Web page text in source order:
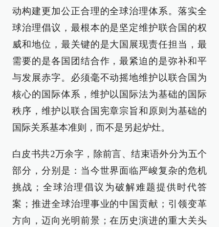
动构建更加公正合理的全球治理体系。落实全
球治理倡议，最根本的是坚定维护联合国的权
威和地位，最关键的是大国展现责任担当，最
需要的是各国团结合作，最紧迫的是弥补和平
与发展赤字。必须毫不动摇地维护以联合国为
核心的国际体系，维护以国际法为基础的国际
秩序，维护以联合国宪章宗旨和原则为基础的
国际关系基本准则，而不是另起炉灶。
白皮书共2万余字，除前言、结束语外分为五个
部分，分别是：当今世界面临严峻复杂的危机
挑战；全球治理倡议为破解难题提供时代答
案；推进全球治理事业的中国贡献；引领变革
方向，迈向光明前景；在历史演进的重大关头